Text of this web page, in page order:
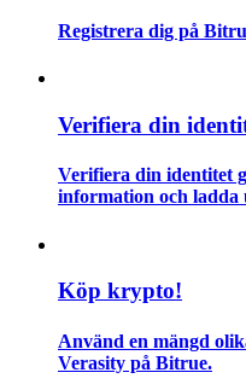
Lär dig hur du håller dig
Registrera dig på
Verifiera din
Verifiera din identitet
information och
Köp krypto!
Använd en mängd
Verasity på Bitrue.